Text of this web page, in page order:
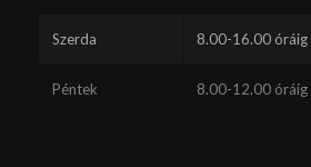
Szerda 8.00-16.00 óráig
Péntek 8.00-12.00 óráig